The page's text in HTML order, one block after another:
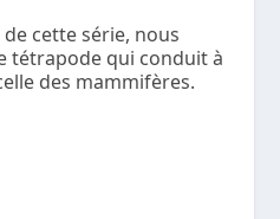
cette série, nous
tétrapode qui conduit à
des mammifères.